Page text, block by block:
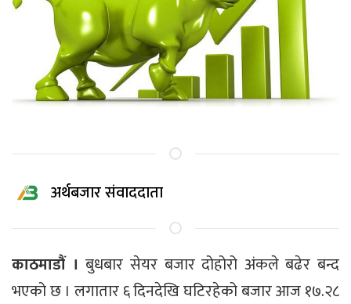
अर्थबजार संवाददाता
काठमाडौं । बुधबार सेयर बजार दोहोरो अंकले बढेर बन्द
भएको छ । लगातार ६ दिनदेखि घटिरहेको बजार आज १७.२८